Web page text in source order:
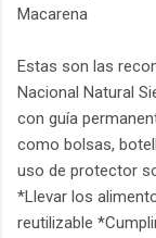
Macarena
Estas son las
Nacional Natural
con guía
como bolsas,
uso de protector
*Llevar los
reutilizable